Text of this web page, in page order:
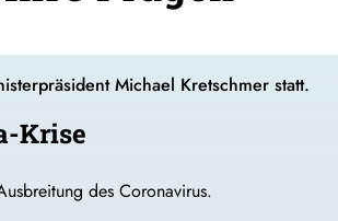
Michael Kretschmer statt.
Krise
des Coronavirus.